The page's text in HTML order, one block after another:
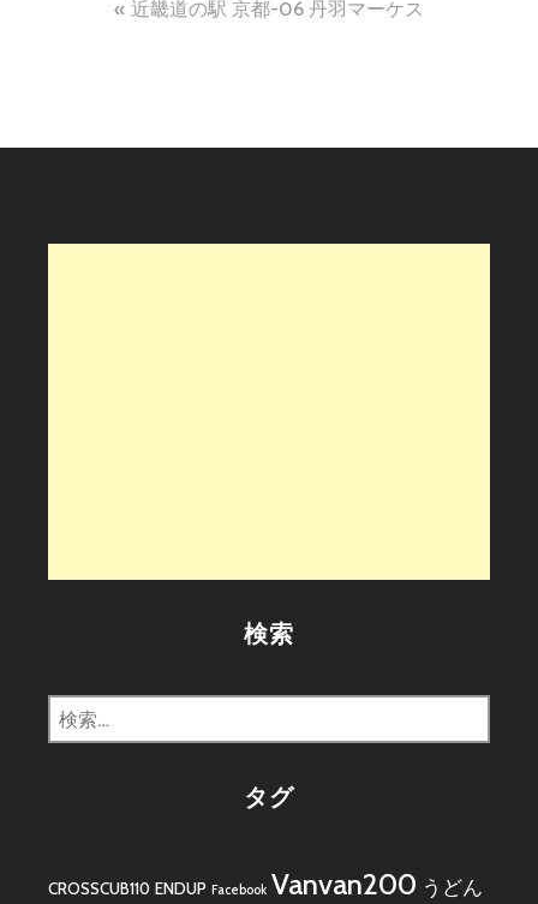
ビ
ー
近畿道の駅 京都-06 丹羽マーケス
検索
検
索:
タグ
CROSSCUB110 ENDUP Facebook Vanvan200 うどん